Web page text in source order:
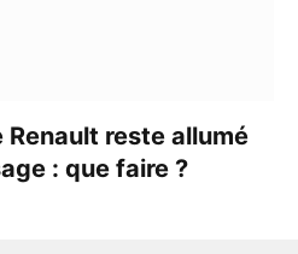
Renault reste allumé
: que faire ?